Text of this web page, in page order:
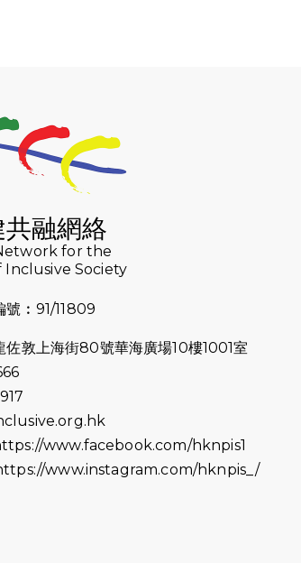
融網絡
for the
Society
號︰91/11809
佐敦上海街80號華海廣場10樓1001室
www.facebook.com/hknpis1
www.instagram.com/hknpis_/